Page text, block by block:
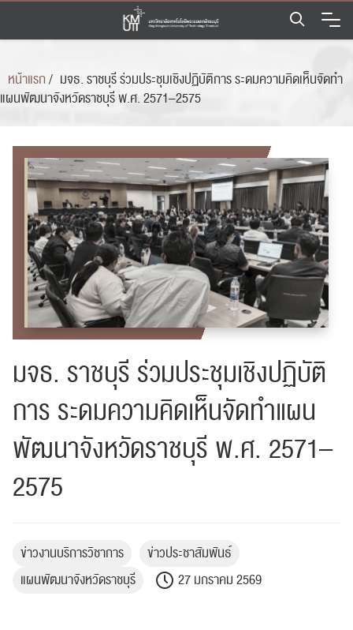
Skip
content
หน้าแรก/ มจธ. ราชบุรี ร่วมประชุมเชิงปฏิบัติการ ระดมความคิดเห็นจัดทำ
แผนพัฒนาจังหวัดราชบุรี พ.ศ. 2571–2575
มจธ. ราชบุรี ร่วมประชุมเชิงปฏิบัติ
การ ระดมความคิดเห็นจัดทำแผน
พัฒนาจังหวัดราชบุรี พ.ศ. 2571–
2575
ข่าวงานบริการวิชาการ
ข่าวประชาสัมพันธ์
แผนพัฒนาจังหวัดราชบุรี
27 มกราคม 2569